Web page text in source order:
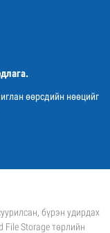
өөрсдийн нөөцийг
бүрэн удирдах
Storage төрлийн